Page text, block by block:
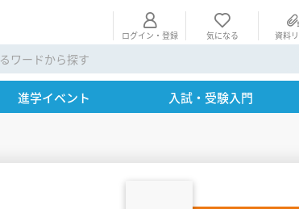
ログイン・登録 気になる 資料
進学イベント 入試・受験入門